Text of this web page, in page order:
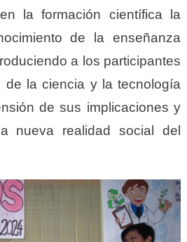
la formación científica la
de la enseñanza
a los participantes
de la ciencia y la tecnología
de sus implicaciones y
nueva realidad social del